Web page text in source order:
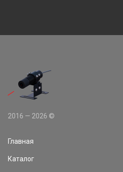
2016 — 2026 ©
Главная
Каталог